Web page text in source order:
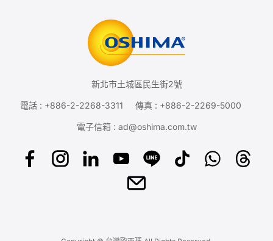
新北市土城區民生街2號
電話 : +886-2-2268-3311 傳真 : +886-2-2269-5000
電子信箱 : ad@oshima.com.tw